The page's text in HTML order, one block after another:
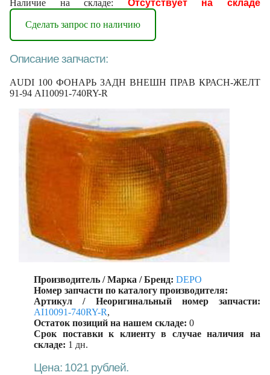
Наличие на складе: Отсутствует на складе
Сделать запрос по наличию
Описание запчасти:
AUDI 100 ФОНАРЬ ЗАДН ВНЕШН ПРАВ КРАСН-ЖЕЛТ
91-94 AI10091-740RY-R
Производитель / Марка / Бренд: DEPO
Номер запчасти по каталогу производителя:
Артикул / Неоригинальный номер запчасти:
AI10091-740RY-R,
Остаток позиций на нашем складе: 0
Срок поставки к клиенту в случае наличия на
складе: 1 дн.
Цена: 1021 рублей.